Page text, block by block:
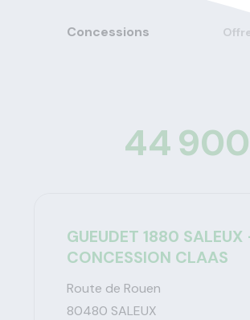
Concessions
44
GUEUDET 1880 SALEUX
CONCESSION CLAAS
Route de Rouen
80480 SALEUX